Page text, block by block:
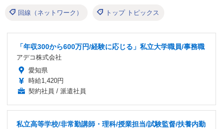
回線（ネットワーク） トップ トピックス
「年収300から600万円/経験に応じる」私立大学職員/事務職
アデコ株式会社
愛知県
時給1,420円
契約社員 / 派遣社員
私立高等学校/非常勤講師・理科/授業担当/試験監督/扶養内勤